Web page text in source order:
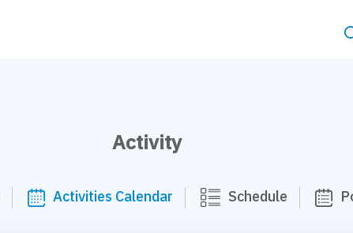
Activity
Activities Calendar Schedule